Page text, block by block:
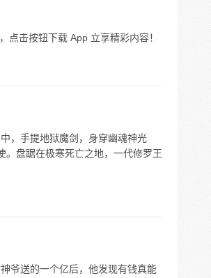
点击按钮下载 App 立享精彩内容！
，手提地狱魔剑，身穿幽魂神光
。盘踞在极寒死亡之地，一代修罗王
爷送的一个亿后，他发现有钱真能